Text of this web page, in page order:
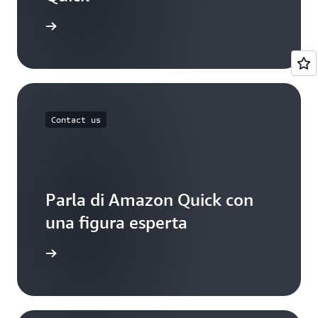
Contact us
Parla di Amazon Quick con
una figura esperta